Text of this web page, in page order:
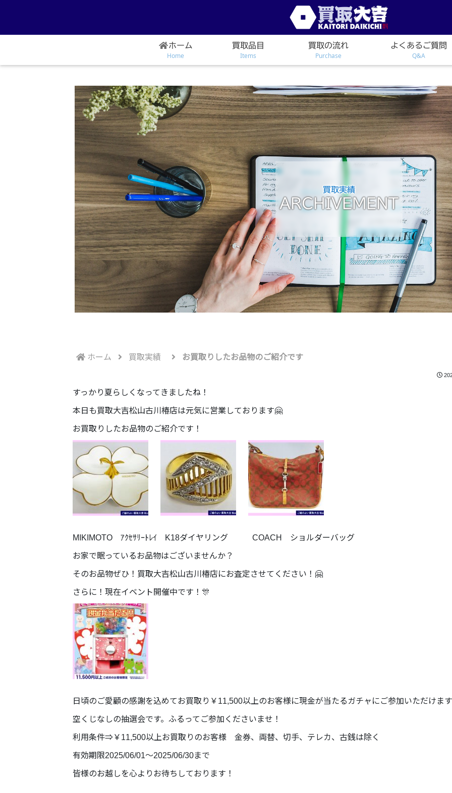
買取実績
ARCHIVEMENT
ホーム
Home
買取品目
Items
買取の流れ
Purchase
よくあるご質問
Q&A
ホーム 買取実績 お買取りしたお品物のご紹介です
すっかり夏らしくなってきましたね！
本日も買取大吉松山古川椿店は元気に営業しております🤗
お買取りしたお品物のご紹介です！
MIKIMOTO ｱｸｾｻﾘｰﾄﾚｲ K18ダイヤリング COACH ショルダーバッグ
お家で眠っているお品物はございませんか？
そのお品物ぜひ！買取大吉松山古川椿店にお査定させてください！🤗
さらに！現在イベント開催中です！🎊
日頃のご愛顧の感謝を込めてお買取り￥11,500以上のお客様に現金が当たるガチャにご参加いただけま
空くじなしの抽選会です。ふるってご参加くださいませ！
利用条件⇒￥11,500以上お買取りのお客様 金券、両替、切手、テレカ、古銭は除く
有効期限2025/06/01〜2025/06/30まで
皆様のお越しを心よりお待ちしております！